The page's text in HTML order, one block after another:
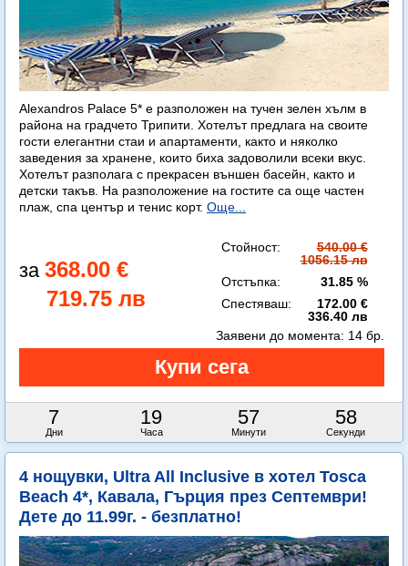
Alexandros Palace 5* e разположен на тучен зелен хълм в
района на градчето Трипити. Хотелът предлага на своите
гости елегантни стаи и апартаменти, както и няколко
заведения за хранене, които биха задоволили всеки вкус.
Хотелът разполага с прекрасен външен басейн, както и
детски такъв. На разположение на гостите са още частен
плаж, спа център и тенис корт. Още...
368.00 €
719.75 лв
Стойност:
540.00 €
1056.15 лв
Отстъпка:
31.85 %
Спестяваш:
172.00 €
336.40 лв
7
Дни
19
Часа
57
Минути
57
Секунди
Заявени до момента: 14 бр.
4 нощувки, Ultra All Inclusive в хотел Tosca
Beach 4*, Кавала, Гърция през Септември!
Дете до 11.99г. - безплатно!